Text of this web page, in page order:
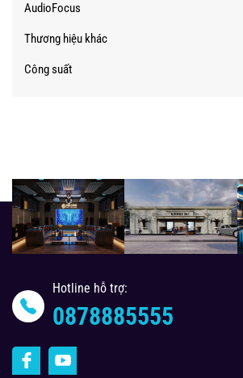
AudioFocus
Thương hiệu khác
Công suất
Hotline hỗ trợ:
0878885555